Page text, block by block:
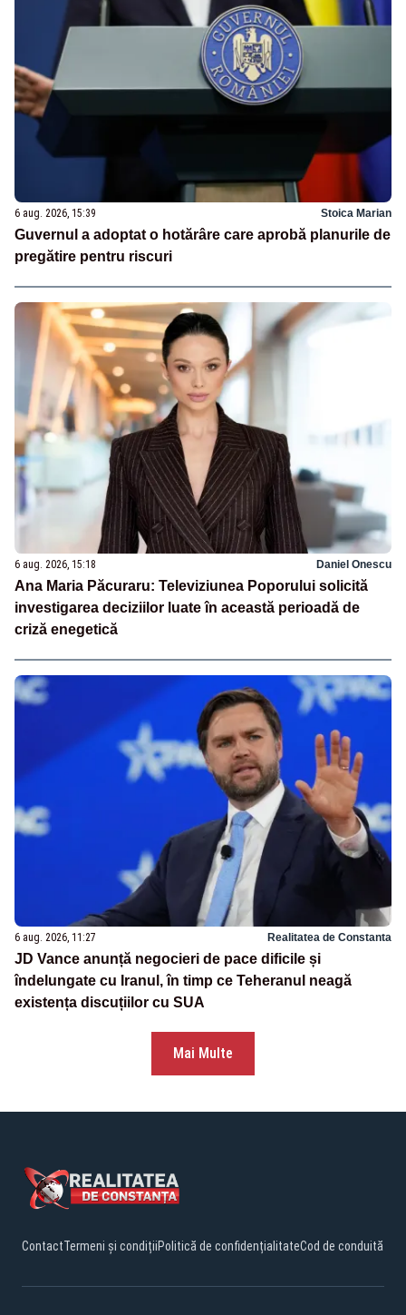
6 aug. 2026, 15:39 Stoica Marian
Guvernul a adoptat o hotărâre care aprobă planurile de
pregătire pentru riscuri
6 aug. 2026, 15:18 Daniel Onescu
Ana Maria Păcuraru: Televiziunea Poporului solicită
investigarea deciziilor luate în această perioadă de
criză enegetică
6 aug. 2026, 11:27 Realitatea de Constanta
JD Vance anunță negocieri de pace dificile și
îndelungate cu Iranul, în timp ce Teheranul neagă
existența discuțiilor cu SUA
Mai Multe
ContactTermeni și condițiiPolitică de confidențialitateCod de conduită